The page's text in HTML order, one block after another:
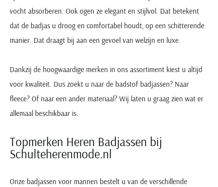
vocht absorberen. Ook ogen ze elegant en stijlvol. Dat betekent
dat de badjas u droog en comfortabel houdt, op een schitterende
manier. Dat draagt bij aan een gevoel van welzijn en luxe.
Dankzij de hoogwaardige merken in ons assortiment kiest u altijd
voor kwaliteit. Dus zoekt u naar de badstof badjassen? Naar
fleece? Of naar een ander materiaal? Wij laten u graag zien wat er
allemaal beschikbaar is.
Topmerken Heren Badjassen bij
Schulteherenmode.nl
Onze badjassen voor mannen bestelt u van de verschillende